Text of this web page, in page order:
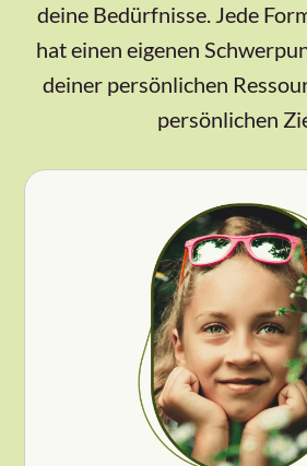
deine Bedürfnisse. Jede
hat einen eigenen
deiner persönlichen
persönlichen